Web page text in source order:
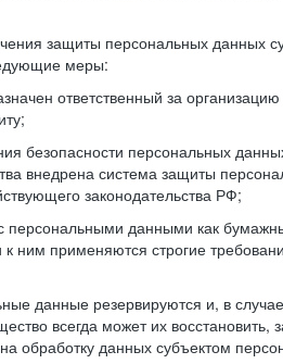
защиты персональных данных
меры:
ответственный за
безопасности персональных
внедрена система защиты
законодательства РФ;
персональными данными как
к ним применяются строгие
данные резервируются и, в
всегда может их восстановить,
обработку данных субъектом